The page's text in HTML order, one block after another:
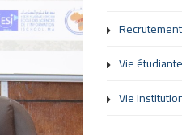
Vie étudiante
Vie